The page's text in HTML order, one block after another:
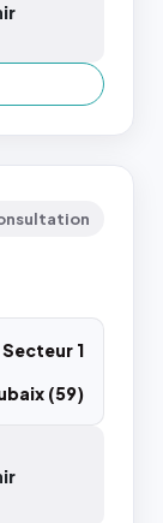
Secteur 1
(59)